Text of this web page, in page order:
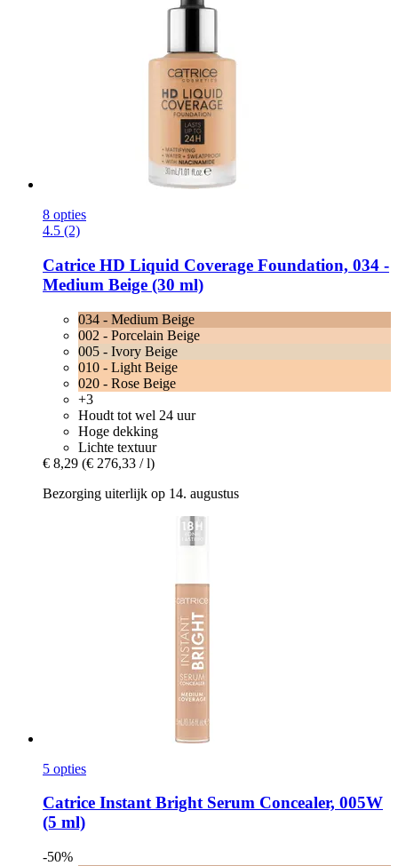
8 opties
4.5 (2)
Catrice HD Liquid Coverage Foundation, 034 -​
Medium Beige (30 ml)
034 - Medium Beige
002 - Porcelain Beige
005 - Ivory Beige
010 - Light Beige
020 - Rose Beige
+3
Houdt tot wel 24 uur
Hoge dekking
Lichte textuur
€ 8,29 (€ 276,33 / l)
Bezorging uiterlijk op 14. augustus
5 opties
Catrice Instant Bright Serum Concealer, 005W
(5 ml)
-50%